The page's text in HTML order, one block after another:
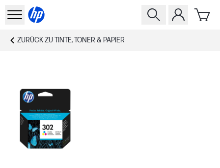
ZURÜCK ZU TINTE, TONER & PAPIER